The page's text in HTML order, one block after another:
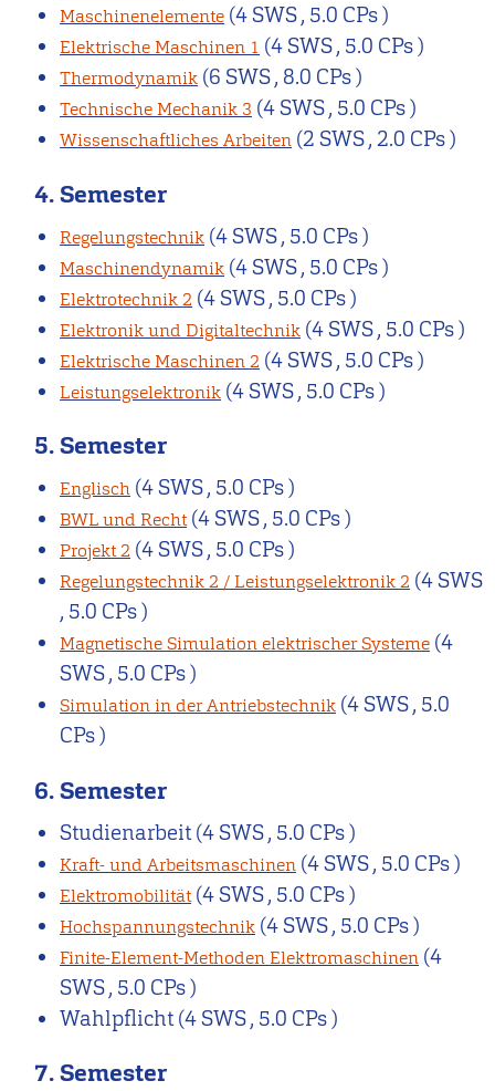
Maschinenelemente (4 SWS , 5.0 CPs )
Elektrische Maschinen 1 (4 SWS , 5.0 CPs )
Thermodynamik (6 SWS , 8.0 CPs )
Technische Mechanik 3 (4 SWS , 5.0 CPs )
Wissenschaftliches Arbeiten (2 SWS , 2.0 CPs )
4. Semester
Regelungstechnik (4 SWS , 5.0 CPs )
Maschinendynamik (4 SWS , 5.0 CPs )
Elektrotechnik 2 (4 SWS , 5.0 CPs )
Elektronik und Digitaltechnik (4 SWS , 5.0 CPs )
Elektrische Maschinen 2 (4 SWS , 5.0 CPs )
Leistungselektronik (4 SWS , 5.0 CPs )
5. Semester
Englisch (4 SWS , 5.0 CPs )
BWL und Recht (4 SWS , 5.0 CPs )
Projekt 2 (4 SWS , 5.0 CPs )
Regelungstechnik 2 / Leistungselektronik 2 (4 SWS
, 5.0 CPs )
Magnetische Simulation elektrischer Systeme (4
SWS , 5.0 CPs )
Simulation in der Antriebstechnik (4 SWS , 5.0
CPs )
6. Semester
Studienarbeit(4 SWS , 5.0 CPs )
Kraft- und Arbeitsmaschinen (4 SWS , 5.0 CPs )
Elektromobilität (4 SWS , 5.0 CPs )
Hochspannungstechnik (4 SWS , 5.0 CPs )
Finite-Element-Methoden Elektromaschinen (4
SWS , 5.0 CPs )
Wahlpflicht(4 SWS , 5.0 CPs )
7. Semester